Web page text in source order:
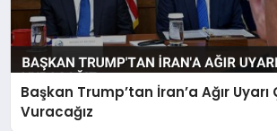
Başkan Trump’tan İran’a Ağır
Vuracağız